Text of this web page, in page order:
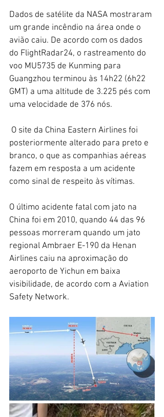
Dados de satélite da NASA mostraram
um grande incêndio na área onde o
avião caiu. De acordo com os dados
do FlightRadar24, o rastreamento do
voo MU5735 de Kunming para
Guangzhou terminou às 14h22 (6h22
GMT) a uma altitude de 3.225 pés com
uma velocidade de 376 nós.
posteriormente alterado para preto e
branco, o que as companhias aéreas
fazem em resposta a um acidente
como sinal de respeito às vítimas.
O último acidente fatal com jato na
China foi em 2010, quando 44 das 96
pessoas morreram quando um jato
regional Ambraer E-190 da Henan
Airlines caiu na aproximação do
aeroporto de Yichun em baixa
visibilidade, de acordo com a Aviation
Safety Network.